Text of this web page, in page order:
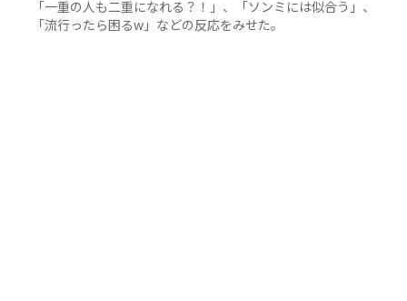
「一重の人も二重になれる？！」、「ソンミには似合う」、
「流行ったら困るw」などの反応をみせた。